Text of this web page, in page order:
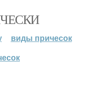
виды причесок